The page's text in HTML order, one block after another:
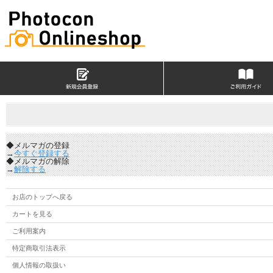
◆メルマガの登録
→今すぐ登録する
◆メルマガの解除
→解除する
お店のトップへ戻る
カートを見る
ご利用案内
特定商取引法表示
個人情報の取扱い